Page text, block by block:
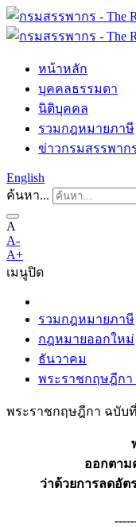
หน้าหลัก
บุคคลธรรมดา
นิติบุคคล
รวมกฎหมายภาษี
ข่าวกรมสรรพาก
English
ค้นหา...
A
A-
A+
เมนูปิด
รวมกฎหมายภาษี
กฎหมายออกใหม่
ธันวาคม
พระราชกฤษฎีกา
พระราชกฤษฎีกา ฉบับที่
ออกตาม
ว่าด้วยการลดอัต